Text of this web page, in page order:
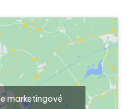
marketingové